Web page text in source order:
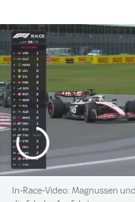
In-Race-Video: Magnussen